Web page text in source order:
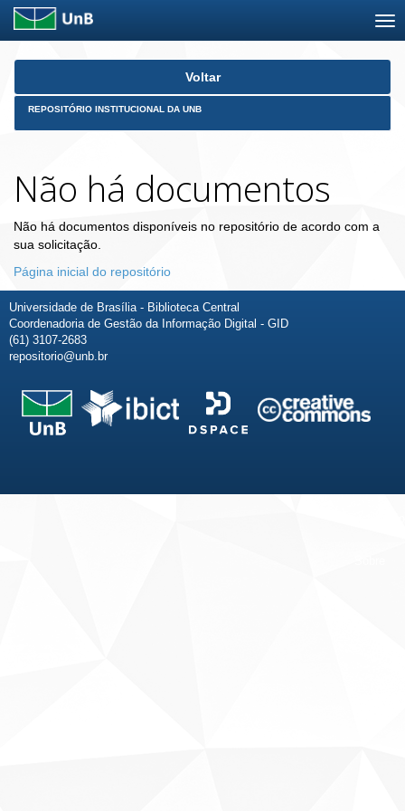
Skip
Voltar
REPOSITÓRIO INSTITUCIONAL DA UNB
Não há documentos
Não há documentos disponíveis no repositório de acordo com a
sua solicitação.
Página inicial do repositório
Universidade de Brasília - Biblioteca Central
Coordenadoria de Gestão da Informação Digital - GID
(61) 3107-2683
repositorio@unb.br